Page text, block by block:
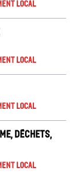
local
local
local
déchets,
local